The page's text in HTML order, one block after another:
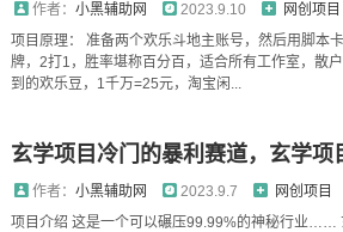
作者： 小黑辅助网 2023.9.10
网创项目
项目原理： 准备两个欢乐斗地主账号，然后用脚本
牌，2打1，胜率堪称百分百，适合所有工作室，散
到的欢乐豆，1千万=25元，淘宝闲...
玄学项目冷门的暴利赛道，玄学项
作者： 小黑辅助网 2023.9.7
网创项目
项目介绍 这是一个可以碾压99.99%的神秘行业……